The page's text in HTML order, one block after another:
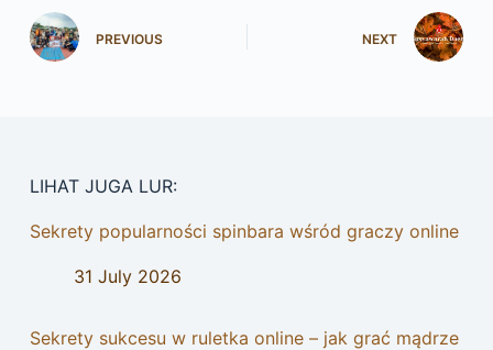
PREVIOUS NEXT
LIHAT JUGA LUR:
Sekrety popularności spinbara wśród graczy online
31 July 2026
Sekrety sukcesu w ruletka online – jak grać mądrze